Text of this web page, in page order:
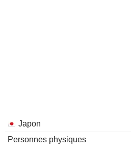
Japon
Personnes physiques